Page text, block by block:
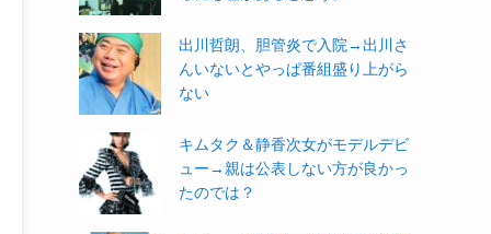
出川哲朗、胆管炎で入院→出川さ
んいないとやっぱ番組盛り上がら
ない
キムタク＆静香次女がモデルデビ
ュー→親は公表しない方が良かっ
たのでは？